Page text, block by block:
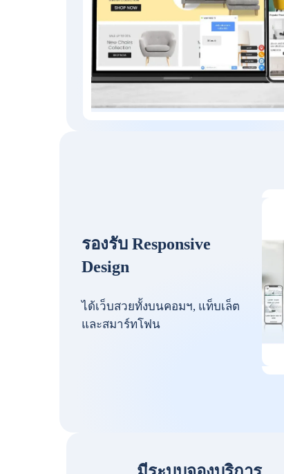
รองรับ Responsive
Design
ได้เว็บสวยทั้งบนคอมฯ, แท็บเล็ต
และสมาร์ทโฟน